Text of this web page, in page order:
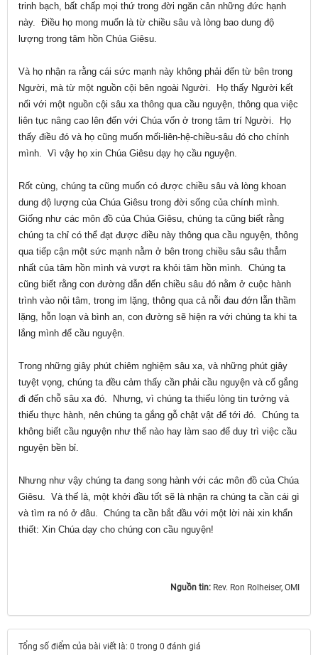
trinh bạch, bất chấp mọi thứ trong đời ngăn cản những đức hạnh
này. Điều họ mong muốn là từ chiều sâu và lòng bao dung độ
lượng trong tâm hồn Chúa Giêsu.
Và họ nhận ra rằng cái sức mạnh này không phải đến từ bên trong
Người, mà từ một nguồn cội bên ngoài Người. Họ thấy Người kết
nối với một nguồn cội sâu xa thông qua cầu nguyện, thông qua việc
liên tục nâng cao lên đến với Chúa vốn ở trong tâm trí Người. Họ
thấy điều đó và họ cũng muốn mối-liên-hệ-chiều-sâu đó cho chính
mình. Vì vậy họ xin Chúa Giêsu dạy họ cầu nguyện.
Rốt cùng, chúng ta cũng muốn có được chiều sâu và lòng khoan
dung độ lượng của Chúa Giêsu trong đời sống của chính mình.
Giống như các môn đồ của Chúa Giêsu, chúng ta cũng biết rằng
chúng ta chỉ có thể đạt được điều này thông qua cầu nguyện, thông
qua tiếp cận một sức mạnh nằm ở bên trong chiều sâu sâu thẳm
nhất của tâm hồn mình và vượt ra khỏi tâm hồn mình. Chúng ta
cũng biết rằng con đường dẫn đến chiều sâu đó nằm ở cuộc hành
trình vào nội tâm, trong im lặng, thông qua cả nỗi đau đớn lẫn thầm
lặng, hỗn loạn và bình an, con đường sẽ hiện ra với chúng ta khi ta
lắng mình để cầu nguyện.
Trong những giây phút chiêm nghiệm sâu xa, và những phút giây
tuyệt vọng, chúng ta đều cảm thấy cần phải cầu nguyện và cố gắng
đi đến chỗ sâu xa đó. Nhưng, vì chúng ta thiếu lòng tin tưởng và
thiếu thực hành, nên chúng ta gắng gỗ chật vật để tới đó. Chúng ta
không biết cầu nguyện như thế nào hay làm sao để duy trì việc cầu
nguyện bền bỉ.
Nhưng như vậy chúng ta đang song hành với các môn đồ của Chúa
Giêsu. Và thế là, một khởi đầu tốt sẽ là nhận ra chúng ta cần cái gì
và tìm ra nó ở đâu. Chúng ta cần bắt đầu với một lời nài xin khẩn
thiết: Xin Chúa dạy cho chúng con cầu nguyện!
Nguồn tin: Rev. Ron Rolheiser, OMI
Tổng số điểm của bài viết là: 0 trong 0 đánh giá